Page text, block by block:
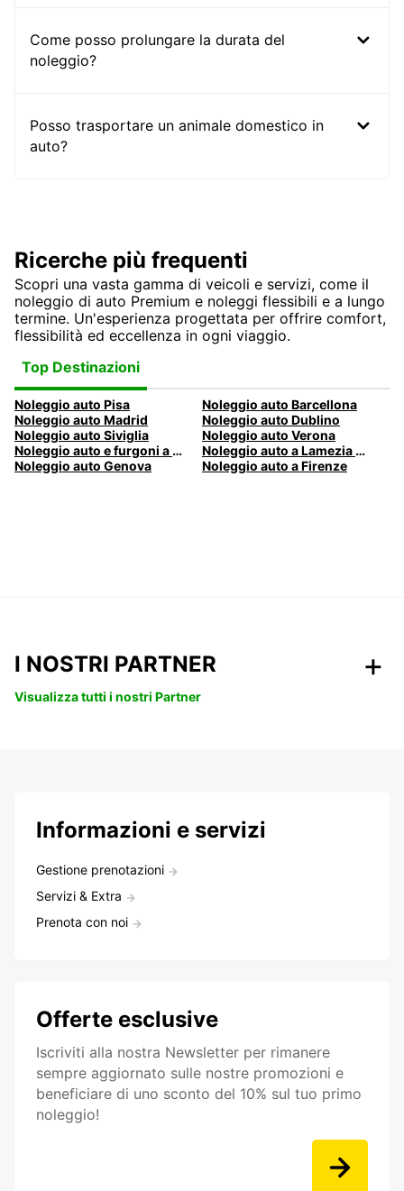
Come posso prolungare la durata del
noleggio?
Posso trasportare un animale domestico in
auto?
Ricerche più frequenti
Scopri una vasta gamma di veicoli e servizi, come il
noleggio di auto Premium e noleggi flessibili e a lungo
termine. Un'esperienza progettata per offrire comfort,
flessibilità ed eccellenza in ogni viaggio.
Top Destinazioni
Noleggio auto Pisa
Noleggio auto Barcellona
Noleggio auto Madrid
Noleggio auto Dublino
Noleggio auto Siviglia
Noleggio auto Verona
Noleggio auto e furgoni a Pescara
Noleggio auto a Lamezia Terme, Italia
Noleggio auto Genova
Noleggio auto a Firenze
I NOSTRI PARTNER
Visualizza tutti i nostri Partner
Informazioni e servizi
Gestione prenotazioni
Servizi & Extra
Prenota con noi
Offerte esclusive
Iscriviti alla nostra Newsletter per rimanere
sempre aggiornato sulle nostre promozioni e
beneficiare di uno sconto del 10% sul tuo primo
noleggio!